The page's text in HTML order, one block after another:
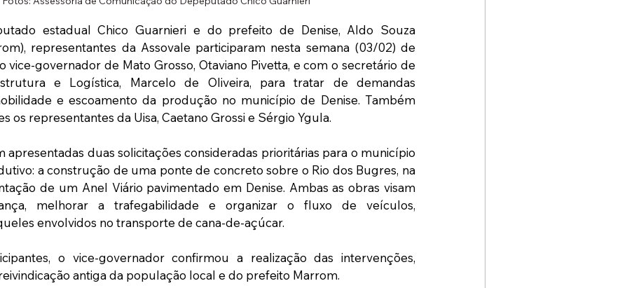
estadual Chico Guarnieri e do prefeito de Denise, Aldo Souza
representantes da Assovale participaram nesta semana (03/02) de
vice-governador de Mato Grosso, Otaviano Pivetta, e com o secretário de
e Logística, Marcelo de Oliveira, para tratar de demandas
e escoamento da produção no município de Denise. Também
os representantes da Uisa, Caetano Grossi e Sérgio Ygula.
apresentadas duas solicitações consideradas prioritárias para o município
a construção de uma ponte de concreto sobre o Rio dos Bugres, na
de um Anel Viário pavimentado em Denise. Ambas as obras visam
melhorar a trafegabilidade e organizar o fluxo de veículos,
envolvidos no transporte de cana-de-açúcar.
o vice-governador confirmou a realização das intervenções,
antiga da população local e do prefeito Marrom.